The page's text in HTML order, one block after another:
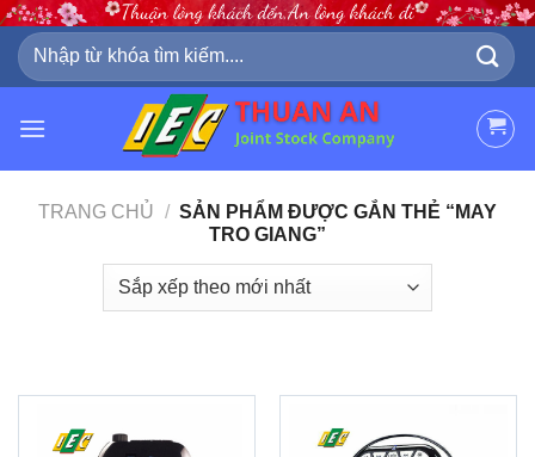
Skip
content
Tìm
kiếm:
TRANG CHỦ / SẢN PHẨM ĐƯỢC GẮN THẺ “MAY
TRO GIANG”